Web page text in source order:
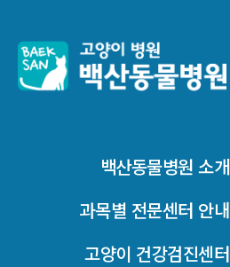
백산동물병원 소개
과목별 전문센터 안내
고양이 건강검진센터